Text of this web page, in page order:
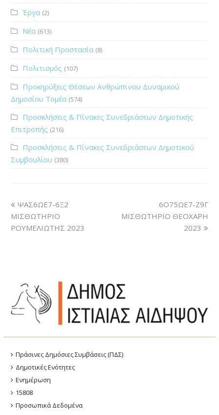
Έργα (2)
Νέα (613)
Πολιτική Προστασία (8)
Πολιτισμός (107)
Προκηρύξεις Θέσεων Ανθρώπινου Δυναμικού
Δημοσίου Τομέα (574)
Προσκλήσεις & Πίνακες Συνεδριάσεων Δημοτικής
Επιτροπής (216)
Προσκλήσεις & Πίνακες Συνεδριάσεων Δημοτικού
Συμβουλίου (380)
ΨΑΣ6ΩΕ7-6Ξ2
ΜΙΣΘΩΤΗΡΙΟ
ΡΟΥΜΕΛΙΩΤΗΣ 2023
6Ο75ΩΕ7-Ζ9Γ
ΜΙΣΘΩΤΗΡΙΟ ΘΕΟΧΑΡΗ
2023
Πράσινες Δημόσιες Συμβάσεις (ΠΔΣ)
Δημοτικές Ενότητες
Ενημέρωση
15808
Προσωπικά Δεδομένα